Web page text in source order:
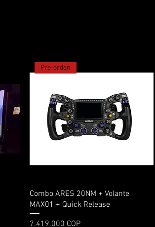
Vista rápida
Pre-orden
Combo ARES 20NM + Volante
MAX01 + Quick Release
Precio
7.419.000 COP